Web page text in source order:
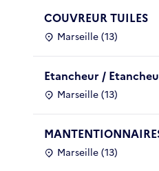
COUVREUR TUILES
Marseille (13)
Etancheur /
Marseille (13)
Marseille (13)